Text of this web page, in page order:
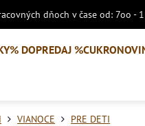
dňoch v čase od: 7oo -
% DOPREDAJ %
VIANOCE PRE DETI